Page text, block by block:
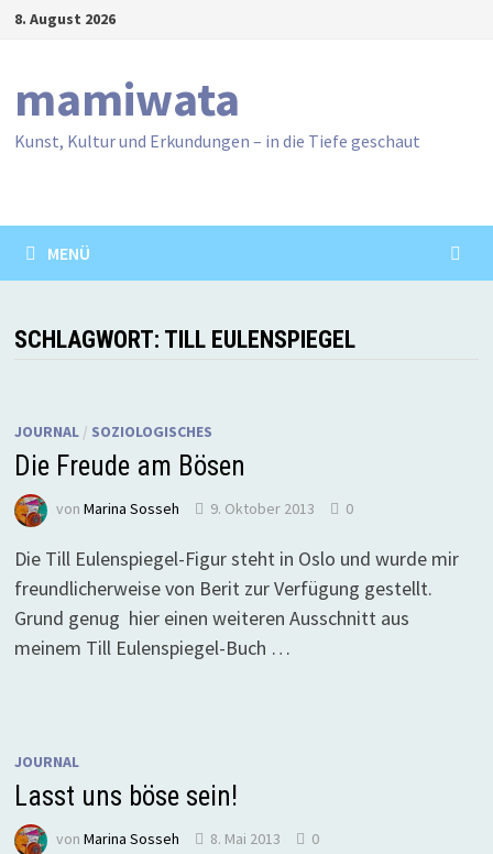
Zum8. August 2026
mamiwata
Kunst, Kultur und Erkundungen – in die Tiefe geschaut
MENÜ
SCHLAGWORT: TILL EULENSPIEGEL
JOURNAL/ SOZIOLOGISCHES
Die Freude am Bösen
von Marina Sosseh 9. Oktober 2013 0
Die Till Eulenspiegel-Figur steht in Oslo und wurde mir
freundlicherweise von Berit zur Verfügung gestellt.
Grund genug hier einen weiteren Ausschnitt aus
meinem Till Eulenspiegel-Buch …
JOURNAL
Lasst uns böse sein!
von Marina Sosseh 8. Mai 2013 0